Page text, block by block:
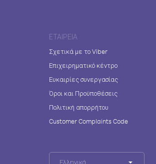
ΕΤΑΙΡΕΊΑ
Σχετικά με το Viber
Επιχειρηματικό κέντρο
Ευκαιρίες συνεργασίας
Όροι και Προϋποθέσεις
Πολιτική απορρήτου
Customer Complaints Code
Ελληνικά